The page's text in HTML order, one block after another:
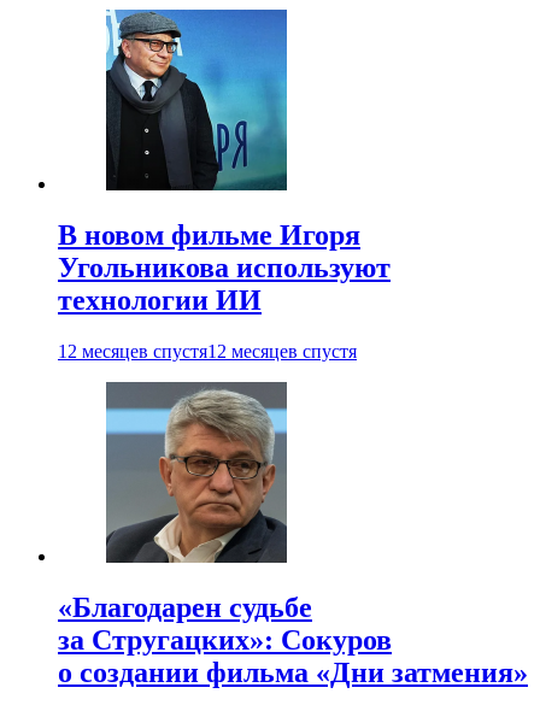
В новом фильме Игоря
Угольникова используют
технологии ИИ
12 месяцев спустя12 месяцев спустя
«Благодарен судьбе
за Стругацких»: Сокуров
о создании фильма «Дни затмения»